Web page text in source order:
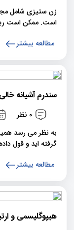
زن ستیزی شامل
است. ممکن است
مطالعه بیشتر
سندرم آشیانه خالی: 5 علامت و
0 نظر
به نظر می رسد
گرفته اید و قول
مطالعه بیشتر
هیپوگلیسمی و